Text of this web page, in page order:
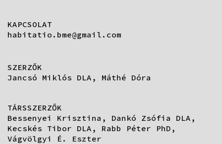
KAPCSOLAT
habitatio.bme@gmail.com
SZERZŐK
Jancsó Miklós DLA, Máthé Dóra
TÁRSSZERZŐK
Bessenyei Krisztina, Dankó Zsófia DLA,
Kecskés Tibor DLA, Rabb Péter PhD,
Vágvölgyi É. Eszter